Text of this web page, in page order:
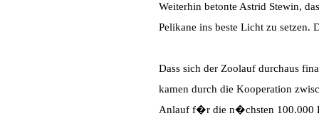
Weiterhin betonte Astrid Stewin,
Pelikane ins beste Licht zu
Dass sich der Zoolauf durchaus
kamen durch die Kooperation
Anlauf f�r die n�chsten 100.000